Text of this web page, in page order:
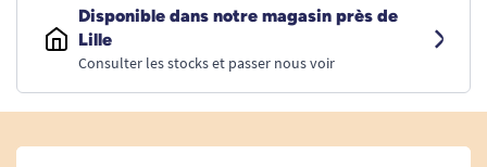
Disponible dans notre magasin près de
Lille
Consulter les stocks et passer nous voir